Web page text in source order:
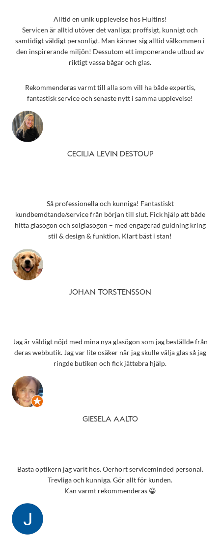
Alltid en unik upplevelse hos Hultins!
Servicen är alltid utöver det vanliga; proffsigt, kunnigt och
samtidigt väldigt personligt. Man känner sig alltid välkommen i
den inspirerande miljön! Dessutom ett imponerande utbud av
riktigt vassa bågar och glas.
Rekommenderas varmt till alla som vill ha både expertis,
fantastisk service och senaste nytt i samma upplevelse!
CECILIA LEVIN DESTOUP
Så professionella och kunniga! Fantastiskt
kundbemötande/service från början till slut. Fick hjälp att både
hitta glasögon och solglasögon – med engagerad guidning kring
stil & design & funktion. Klart bäst i stan!
JOHAN TORSTENSSON
Jag är väldigt nöjd med mina nya glasögon som jag beställde från
deras webbutik. Jag var lite osäker när jag skulle välja glas så jag
ringde butiken och fick jättebra hjälp.
GIESELA AALTO
Bästa optikern jag varit hos. Oerhört serviceminded personal.
Trevliga och kunniga. Gör allt för kunden.
Kan varmt rekommenderas 😀